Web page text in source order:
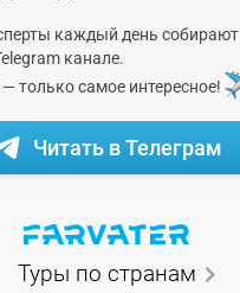
каждый день собирают
канале.
только самое интересное!
Читать в Телеграм
Туры по странам